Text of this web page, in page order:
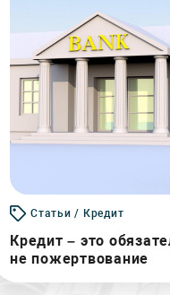
Статьи / Кредит
Кредит – это
не пожертвование